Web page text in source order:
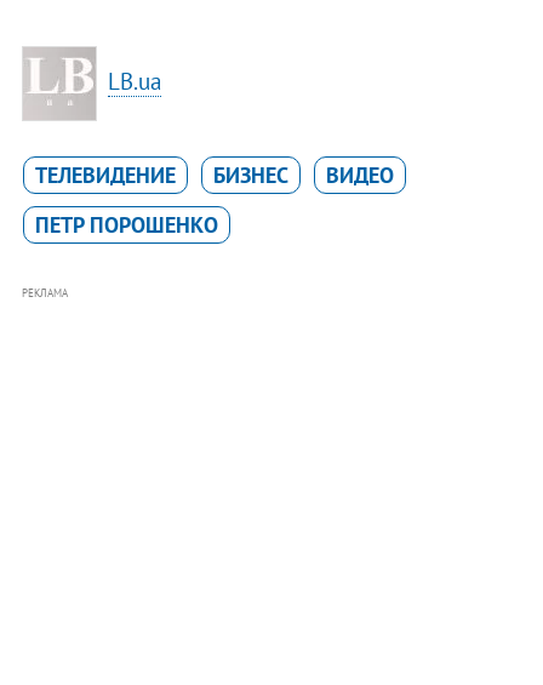
LB.ua
ТЕЛЕВИДЕНИЕ БИЗНЕС
ВИДЕО
ПЕТР ПОРОШЕНКО
РЕКЛАМА